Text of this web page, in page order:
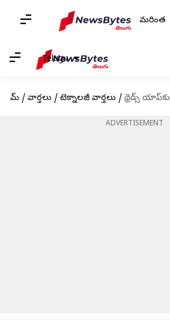
మరింత
Telugu
హోమ్ / వార్తలు / టెక్నాలజీ వార్తలు / థ్రెడ్స్ యాప్‌కు భారీ
ADVERTISEMENT